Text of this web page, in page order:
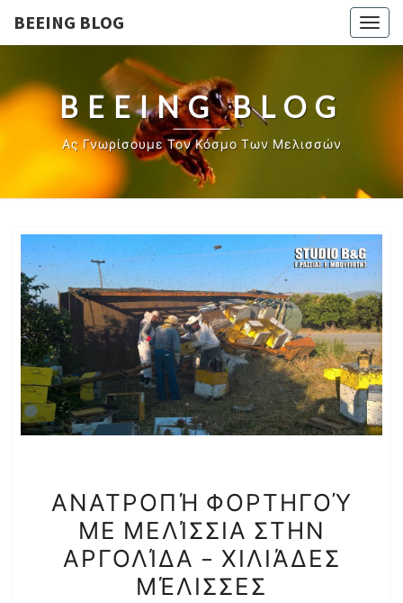
BEEING BLOG
BEEING BLOG
Ας Γνωρίσουμε Τον Κόσμο Των Μελισσών
ΦΟΡΤΗΓΟΎ
ΜΕ
ΜΕΛΊΣΣΙΑ
ΣΤΗΝ
ΑΝΑΤΡΟΠΉ ΦΟΡΤΗΓΟΎ
ΜΕ ΜΕΛΊΣΣΙΑ ΣΤΗΝ
ΑΡΓΟΛΊΔΑ – ΧΙΛΙΆΔΕΣ
ΜΈΛΙΣΣΕΣ